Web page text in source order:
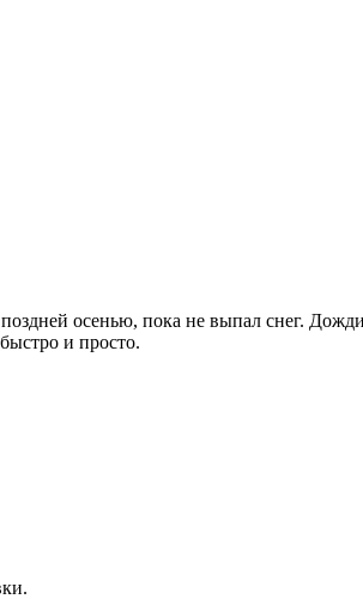
осенью, пока не выпал снег.
и просто.